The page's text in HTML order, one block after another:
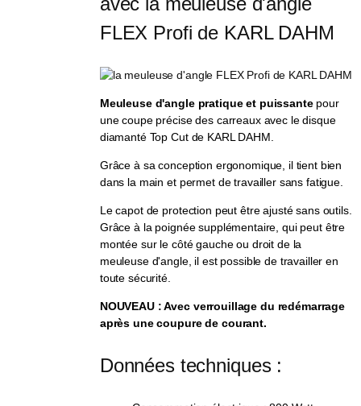
FLEX Profi de KARL DAHM
Meuleuse d'angle pratique et puissantepour
une coupe précise des carreaux avec le disque
diamanté Top Cut de KARL DAHM.
Grâce à sa conception ergonomique, il tient bien
dans la main et permet de travailler sans fatigue.
Le capot de protection peut être ajusté sans outils.
Grâce à la poignée supplémentaire, qui peut être
montée sur le côté gauche ou droit de la
meuleuse d'angle, il est possible de travailler en
toute sécurité.
NOUVEAU : Avec verrouillage du redémarrage
après une coupure de courant.
Données techniques :